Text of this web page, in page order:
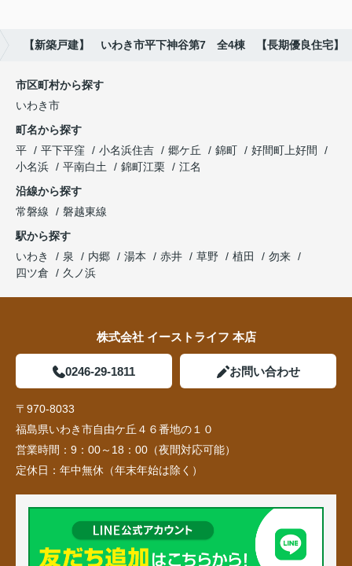
【新築戸建】 いわき市平下神谷第7 全4棟 【長期優良住宅】
市区町村から探す
いわき市
町名から探す
平
平下平窪 小名浜住吉 郷ケ丘 錦町
好間町上好間
小名浜
平南白土 錦町江栗
江名
沿線から探す
常磐線
磐越東線
駅から探す
いわき
泉 内郷 湯本 赤井 草野 植田
勿来
四ツ倉
久ノ浜
株式会社 イーストライフ 本店
0246-29-1811 お問い合わせ
〒970-8033
福島県いわき市自由ケ丘４６番地の１０
営業時間： 9：00～18：00（夜間対応可能）
定休日： 年中無休（年末年始は除く）